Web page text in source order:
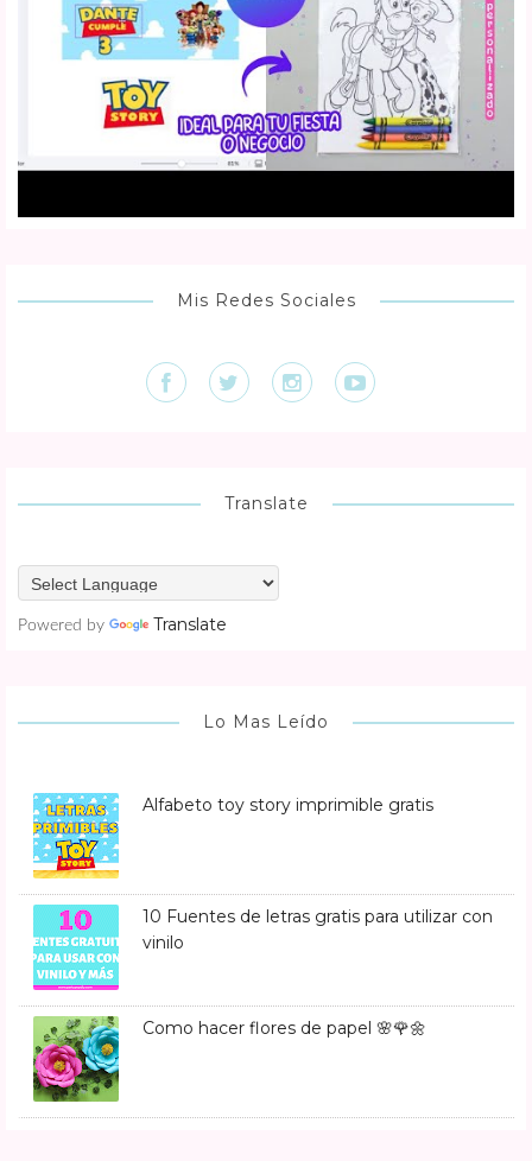
Mis Redes Sociales
Translate
Powered by Translate
Lo Mas Leído
Alfabeto toy story imprimible gratis
10 Fuentes de letras gratis para utilizar con
vinilo
Como hacer flores de papel 🌸🌹🌼